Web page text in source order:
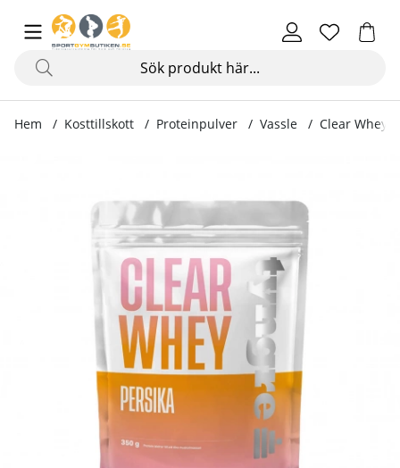
Hem Kosttillskott Proteinpulver Vassle Clear Whey,